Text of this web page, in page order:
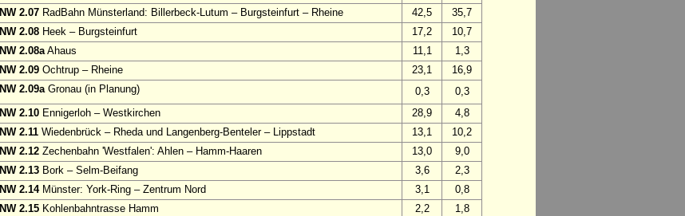
NW 2.07 RadBahn Münsterland: Billerbeck-Lutum – Burgsteinfurt – Rheine 42,5
35,7
NW 2.08 Heek – Burgsteinfurt 17,2
10,7
NW 2.08aAhaus 11,1
1,3
NW 2.09 Ochtrup – Rheine 23,1
16,9
NW 2.09aGronau (in Planung) 0,3
0,3
NW 2.10 Ennigerloh – Westkirchen 28,9
4,8
NW 2.11 Wiedenbrück – Rheda und Langenberg-Benteler – Lippstadt 13,1
10,2
NW 2.12 Zechenbahn 'Westfalen': Ahlen – Hamm-Haaren 13,0
9,0
NW 2.13 Bork – Selm-Beifang 3,6
2,3
NW 2.14Münster: York-Ring – Zentrum Nord 3,1
0,8
NW 2.15 Kohlenbahntrasse Hamm 2,2
1,8